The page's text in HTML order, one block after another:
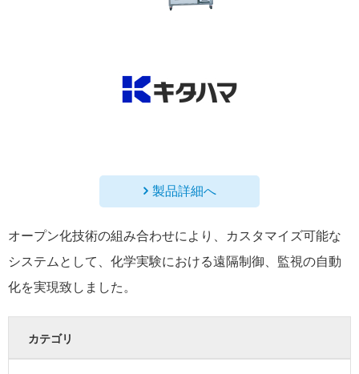
製品詳細へ
オープン化技術の組み合わせにより、カスタマイズ可能な
システムとして、化学実験における遠隔制御、監視の自動
化を実現致しました。
カテゴリ